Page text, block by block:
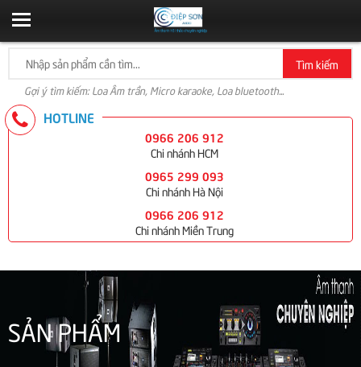
Tìm kiếm
Gợi ý tìm kiếm: Loa Âm trần, Micro karaoke, Loa bluetooth...
HOTLINE
0966 206 912
Chi nhánh HCM
0965 299 093
Chi nhánh Hà Nội
0966 206 912
Chi nhánh Miền Trung
SẢN PHẨM